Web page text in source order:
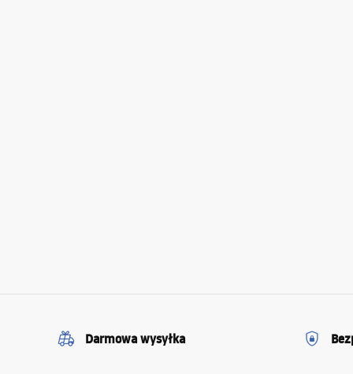
Darmowa wysyłka